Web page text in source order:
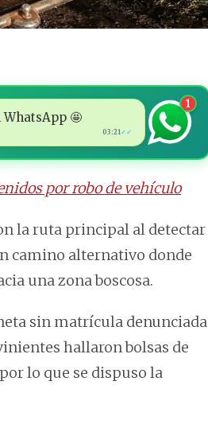
🤩
03:21✓✓
1
por robo de vehículo
la ruta principal al detectar
camino alternativo donde
una zona boscosa.
sin matrícula denunciada
hallaron bolsas de
lo que se dispuso la